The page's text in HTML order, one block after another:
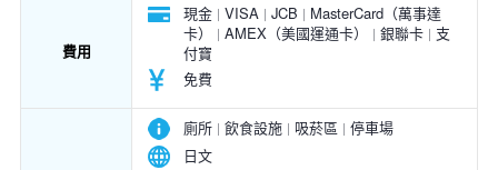
費用
現金 VISA JCB
MasterCard（萬事達
卡）
AMEX（美國運通卡） 銀聯卡
支
付寶
免費
廁所 飲食設施 吸菸區
停車場
日文